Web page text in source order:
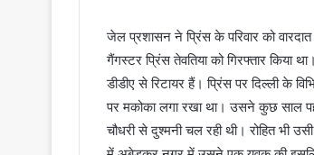
जेल प्रशासन ने प्रिंस के परिवार को
गैंगस्टर प्रिंस तेवतिया को गिरफ्तार किया
डीडीए से रिटायर हैं। प्रिंस पर दिल्ली के
पर मकोका लगा रखा था। उसने कुछ साल
चौधरी से दुश्मनी चल रही थी। रोहित